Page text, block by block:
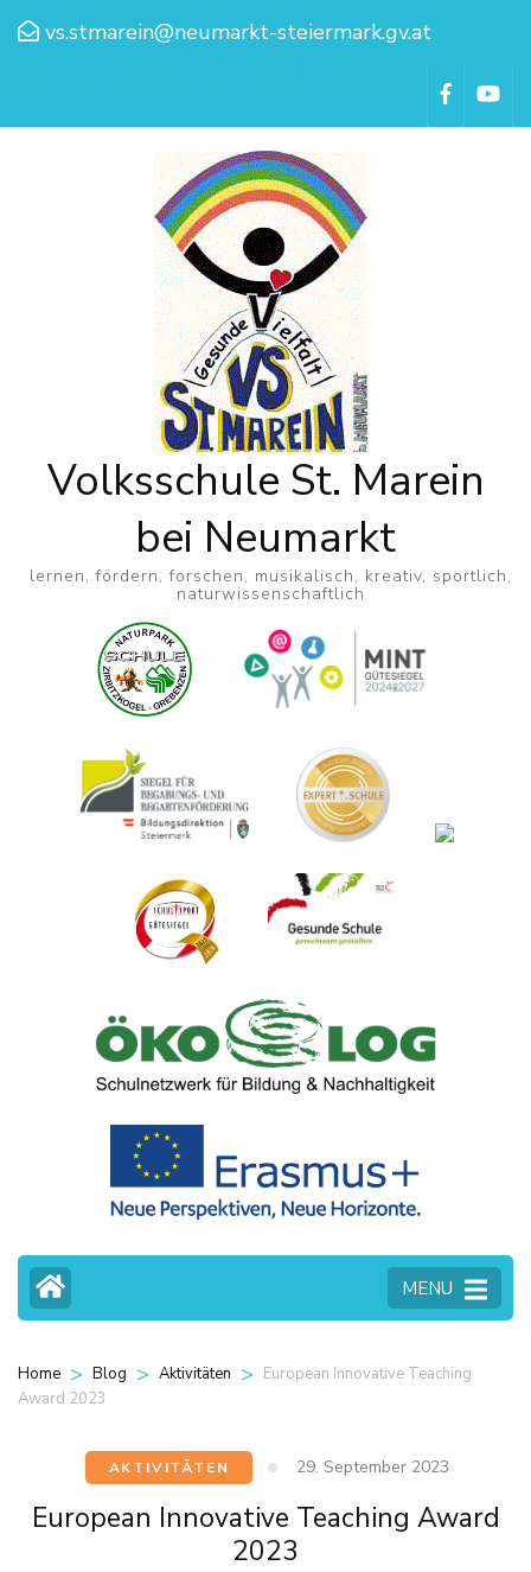
vs.stmarein@neumarkt-steiermark.gv.at
Volksschule St. Marein
bei Neumarkt
lernen, fördern, forschen, musikalisch, kreativ, sportlich,
naturwissenschaftlich
MENU
Home > Blog > Aktivitäten > European Innovative Teaching
Award 2023
AKTIVITÄTEN 29. September 2023
European Innovative Teaching Award
2023